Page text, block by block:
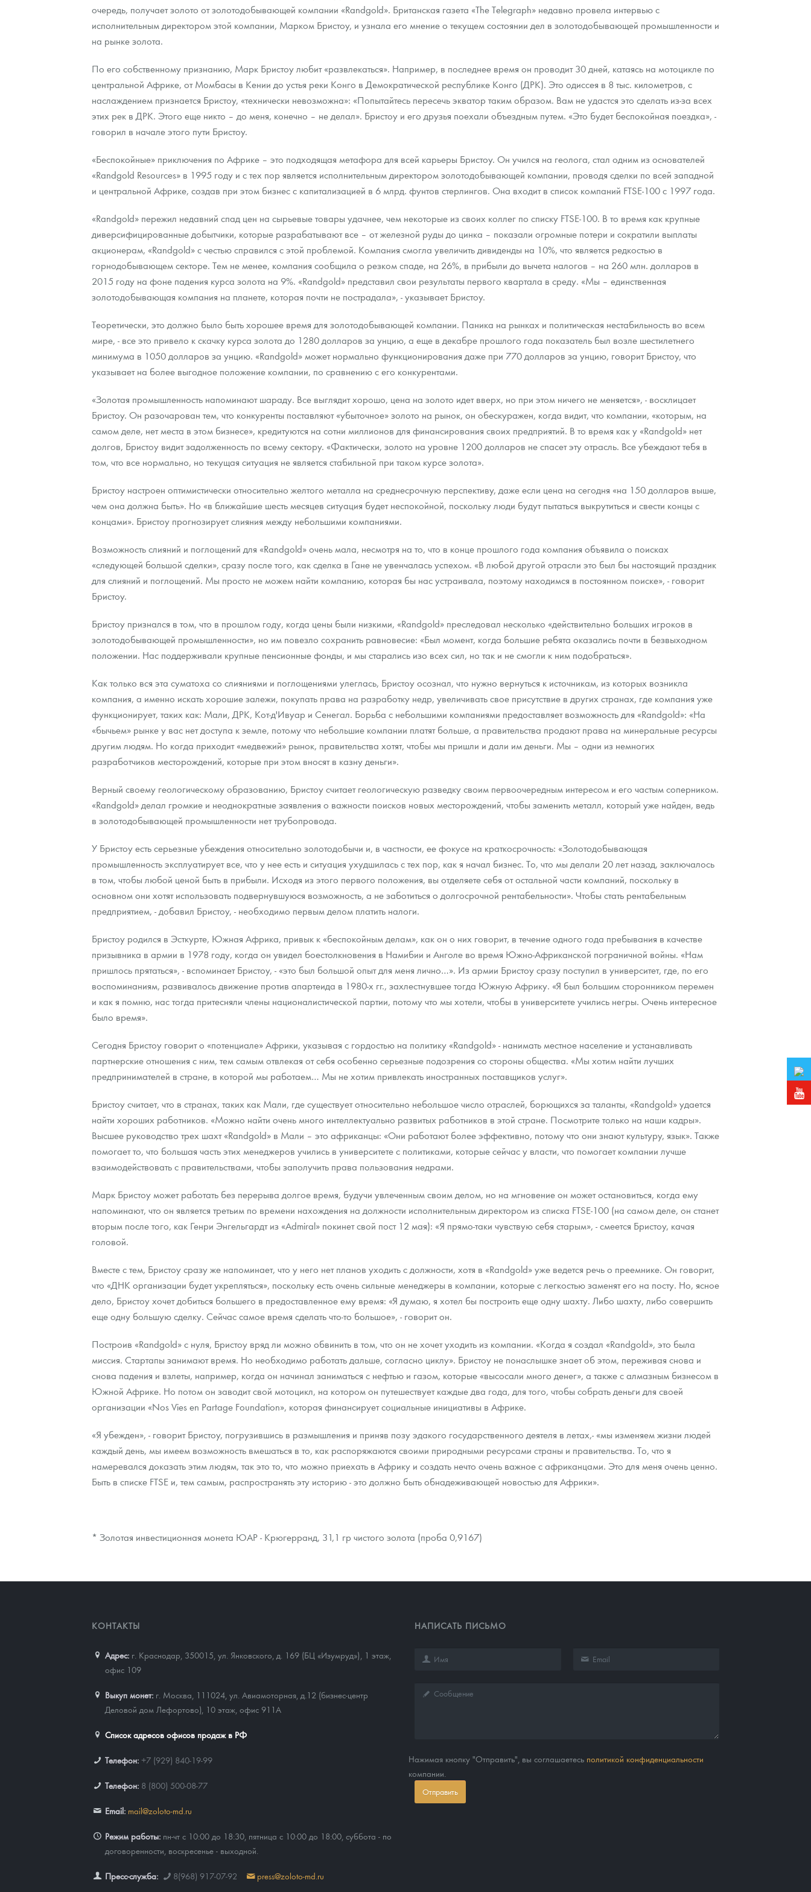
Золотой червонец Сеятель
Гарри Поттер
Год Лошади
Флот: ледоколы и корабли
Жетоны "Необыкновенные обитатели глубин"
Русская нумизматика
Золотая карманная галерея
Наборы подарочных и коллекционных монет
Книги по нумизматике
Выкуп монет
Памятка для работы с монетами из драгметаллов
Условия возврата
Монеты
Политика конфиденциальности
Политика использования Cookies
Распродажа монет и жетонов
Итоги 2025 года. Прогноз курсов золота, серебра, платины на 2026 год
Cтатьи
Курс золота и серебра
Скупка слитков
Контакты
Наши преимущества
Письмо директору
Пресс-служба
очередь, получает золото от золотодобывающей компании «Randgold». Британская газета «The Telegraph» недавно провела интервью с
исполнительным директором этой компании, Марком Бристоу, и узнала его мнение о текущем состоянии дел в золотодобывающей промышленности и
на рынке золота.
По его собственному признанию, Марк Бристоу любит «развлекаться». Например, в последнее время он проводит 30 дней, катаясь на мотоцикле по
центральной Африке, от Момбасы в Кении до устья реки Конго в Демократической республике Конго (ДРК). Это одиссея в 8 тыс. километров, с
наслаждением признается Бристоу, «технически невозможна»: «Попытайтесь пересечь экватор таким образом. Вам не удастся это сделать из-за всех
этих рек в ДРК. Этого еще никто – до меня, конечно – не делал». Бристоу и его друзья поехали объездным путем. «Это будет беспокойная поездка», -
говорил в начале этого пути Бристоу.
«Беспокойные» приключения по Африке – это подходящая метафора для всей карьеры Бристоу. Он учился на геолога, стал одним из основателей
«Randgold Resources» в 1995 году и с тех пор является исполнительным директором золотодобывающей компании, проводя сделки по всей западной
и центральной Африке, создав при этом бизнес с капитализацией в 6 млрд. фунтов стерлингов. Она входит в список компаний FTSE-100 с 1997 года.
«Randgold» пережил недавний спад цен на сырьевые товары удачнее, чем некоторые из своих коллег по списку FTSE-100. В то время как крупные
диверсифицированные добытчики, которые разрабатывают все – от железной руды до цинка – показали огромные потери и сократили выплаты
акционерам, «Randgold» с честью справился с этой проблемой. Компания смогла увеличить дивиденды на 10%, что является редкостью в
горнодобывающем секторе. Тем не менее, компания сообщила о резком спаде, на 26%, в прибыли до вычета налогов – на 260 млн. долларов в
2015 году на фоне падения курса золота на 9%. «Randgold» представил свои результаты первого квартала в среду. «Мы – единственная
золотодобывающая компания на планете, которая почти не пострадала», - указывает Бристоу.
Теоретически, это должно было быть хорошее время для золотодобывающей компании. Паника на рынках и политическая нестабильность во всем
мире, - все это привело к скачку курса золота до 1280 долларов за унцию, а еще в декабре прошлого года показатель был возле шестилетнего
минимума в 1050 долларов за унцию. «Randgold» может нормально функционирования даже при 770 долларов за унцию, говорит Бристоу, что
указывает на более выгодное положение компании, по сравнению с его конкурентами.
«Золотая промышленность напоминают шараду. Все выглядит хорошо, цена на золото идет вверх, но при этом ничего не меняется», - восклицает
Бристоу. Он разочарован тем, что конкуренты поставляют «убыточное» золото на рынок, он обескуражен, когда видит, что компании, «которым, на
самом деле, нет места в этом бизнесе», кредитуются на сотни миллионов для финансирования своих предприятий. В то время как у «Randgold» нет
долгов, Бристоу видит задолженность по всему сектору. «Фактически, золото на уровне 1200 долларов не спасет эту отрасль. Все убеждают тебя в
том, что все нормально, но текущая ситуация не является стабильной при таком курсе золота».
Бристоу настроен оптимистически относительно желтого металла на среднесрочную перспективу, даже если цена на сегодня «на 150 долларов выше,
чем она должна быть». Но «в ближайшие шесть месяцев ситуация будет неспокойной, поскольку люди будут пытаться выкрутиться и свести концы с
концами». Бристоу прогнозирует слияния между небольшими компаниями.
Возможность слияний и поглощений для «Randgold» очень мала, несмотря на то, что в конце прошлого года компания объявила о поисках
«следующей большой сделки», сразу после того, как сделка в Гане не увенчалась успехом. «В любой другой отрасли это был бы настоящий праздник
для слияний и поглощений. Мы просто не можем найти компанию, которая бы нас устраивала, поэтому находимся в постоянном поиске», - говорит
Бристоу.
Бристоу признался в том, что в прошлом году, когда цены были низкими, «Randgold» преследовал несколько «действительно больших игроков в
золотодобывающей промышленности», но им повезло сохранить равновесие: «Был момент, когда большие ребята оказались почти в безвыходном
положении. Нас поддерживали крупные пенсионные фонды, и мы старались изо всех сил, но так и не смогли к ним подобраться».
Как только вся эта суматоха со слияниями и поглощениями улеглась, Бристоу осознал, что нужно вернуться к источникам, из которых возникла
компания, а именно искать хорошие залежи, покупать права на разработку недр, увеличивать свое присутствие в других странах, где компания уже
функционирует, таких как: Мали, ДРК, Кот-д'Ивуар и Сенегал. Борьба с небольшими компаниями предоставляет возможность для «Randgold»: «На
«бычьем» рынке у вас нет доступа к земле, потому что небольшие компании платят больше, а правительства продают права на минеральные ресурсы
другим людям. Но когда приходит «медвежий» рынок, правительства хотят, чтобы мы пришли и дали им деньги. Мы – одни из немногих
разработчиков месторождений, которые при этом вносят в казну деньги».
Верный своему геологическому образованию, Бристоу считает геологическую разведку своим первоочередным интересом и его частым соперником.
«Randgold» делал громкие и неоднократные заявления о важности поисков новых месторождений, чтобы заменить металл, который уже найден, ведь
в золотодобывающей промышленности нет трубопровода.
У Бристоу есть серьезные убеждения относительно золотодобычи и, в частности, ее фокусе на краткосрочность: «Золотодобывающая
промышленность эксплуатирует все, что у нее есть и ситуация ухудшилась с тех пор, как я начал бизнес. То, что мы делали 20 лет назад, заключалось
в том, чтобы любой ценой быть в прибыли. Исходя из этого первого положения, вы отделяете себя от остальной части компаний, поскольку в
основном они хотят использовать подвернувшуюся возможность, а не заботиться о долгосрочной рентабельности». Чтобы стать рентабельным
предприятием, - добавил Бристоу, - необходимо первым делом платить налоги.
Бристоу родился в Эсткурте, Южная Африка, привык к «беспокойным делам», как он о них говорит, в течение одного года пребывания в качестве
призывника в армии в 1978 году, когда он увидел боестолкновения в Намибии и Анголе во время Южно-Африканской пограничной войны. «Нам
пришлось прятаться», - вспоминает Бристоу, - «это был большой опыт для меня лично…». Из армии Бристоу сразу поступил в университет, где, по его
воспоминаниям, развивалось движение против апартеида в 1980-х гг., захлестнувшее тогда Южную Африку. «Я был большим сторонником перемен
и как я помню, нас тогда притесняли члены националистической партии, потому что мы хотели, чтобы в университете учились негры. Очень интересное
было время».
Сегодня Бристоу говорит о «потенциале» Африки, указывая с гордостью на политику «Randgold» - нанимать местное население и устанавливать
партнерские отношения с ним, тем самым отвлекая от себя особенно серьезные подозрения со стороны общества. «Мы хотим найти лучших
предпринимателей в стране, в которой мы работаем… Мы не хотим привлекать иностранных поставщиков услуг».
Бристоу считает, что в странах, таких как Мали, где существует относительно небольшое число отраслей, борющихся за таланты, «Randgold» удается
найти хороших работников. «Можно найти очень много интеллектуально развитых работников в этой стране. Посмотрите только на наши кадры».
Высшее руководство трех шахт «Randgold» в Мали – это африканцы: «Они работают более эффективно, потому что они знают культуру, язык». Также
помогает то, что большая часть этих менеджеров учились в университете с политиками, которые сейчас у власти, что помогает компании лучше
взаимодействовать с правительствами, чтобы заполучить права пользования недрами.
Марк Бристоу может работать без перерыва долгое время, будучи увлеченным своим делом, но на мгновение он может остановиться, когда ему
напоминают, что он является третьим по времени нахождения на должности исполнительным директором из списка FTSE-100 (на самом деле, он станет
вторым после того, как Генри Энгельгардт из «Admiral» покинет свой пост 12 мая): «Я прямо-таки чувствую себя старым», - смеется Бристоу, качая
головой.
Вместе с тем, Бристоу сразу же напоминает, что у него нет планов уходить с должности, хотя в «Randgold» уже ведется речь о преемнике. Он говорит,
что «ДНК организации будет укрепляться», поскольку есть очень сильные менеджеры в компании, которые с легкостью заменят его на посту. Но, ясное
дело, Бристоу хочет добиться большего в предоставленное ему время: «Я думаю, я хотел бы построить еще одну шахту. Либо шахту, либо совершить
еще одну большую сделку. Сейчас самое время сделать что-то большое», - говорит он.
Построив «Randgold» с нуля, Бристоу вряд ли можно обвинить в том, что он не хочет уходить из компании. «Когда я создал «Randgold», это была
миссия. Стартапы занимают время. Но необходимо работать дальше, согласно циклу». Бристоу не понаслышке знает об этом, переживая снова и
снова падения и взлеты, например, когда он начинал заниматься с нефтью и газом, которые «высосали много денег», а также с алмазным бизнесом в
Южной Африке. Но потом он заводит свой мотоцикл, на котором он путешествует каждые два года, для того, чтобы собрать деньги для своей
организации «Nos Vies en Partage Foundation», которая финансирует социальные инициативы в Африке.
«Я убежден», - говорит Бристоу, погрузившись в размышления и приняв позу эдакого государственного деятеля в летах,- «мы изменяем жизни людей
каждый день, мы имеем возможность вмешаться в то, как распоряжаются своими природными ресурсами страны и правительства. То, что я
намеревался доказать этим людям, так это то, что можно приехать в Африку и создать нечто очень важное с африканцами. Это для меня очень ценно.
Быть в списке FTSE и, тем самым, распространять эту историю - это должно быть обнадеживающей новостью для Африки».
* Золотая инвестиционная монета ЮАР - Крюгерранд, 31,1 гр чистого золота (проба 0,9167)
КОНТАКТЫ
Адрес: г. Краснодар, 350015 ул. Янковского, д. 169 (БЦ «Изумруд»), 1 этаж,
офис 109
Выкуп монет: г. Москва, 111024, ул. Авиамоторная, д.12 (бизнес-центр
Деловой дом Лефортово), 10 этаж, офис 911А
Список адресов офисов продаж в РФ
Телефон: +7 (929) 840-19-99
Телефон: 8 (800) 500-08-77
Email: mail@zoloto-md.ru
Режим работы: пн-чт с 10:00 до 18:30, пятница с 10:00 до 18:00, суббота - по
договоренности, воскресенье - выходной.
Пресс-служба: 8(968) 917-07-92 press@zoloto-md.ru
НАПИСАТЬ ПИСЬМО
Нажимая кнопку "Отправить", вы соглашаетесь политикой конфиденциальности
компании.
Отправить